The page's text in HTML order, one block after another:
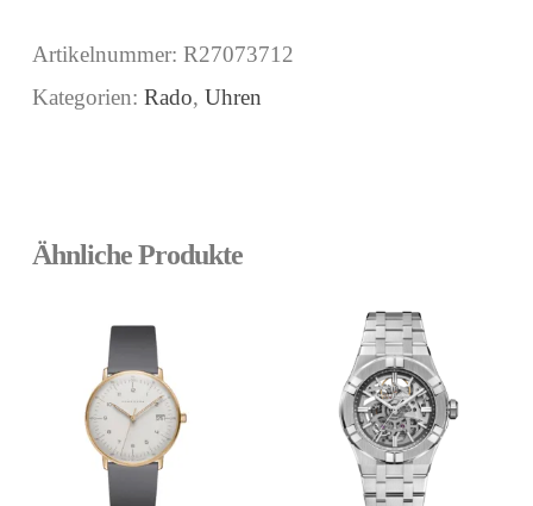
Artikelnummer: R27073712
Kategorien: Rado, Uhren
Ähnliche Produkte